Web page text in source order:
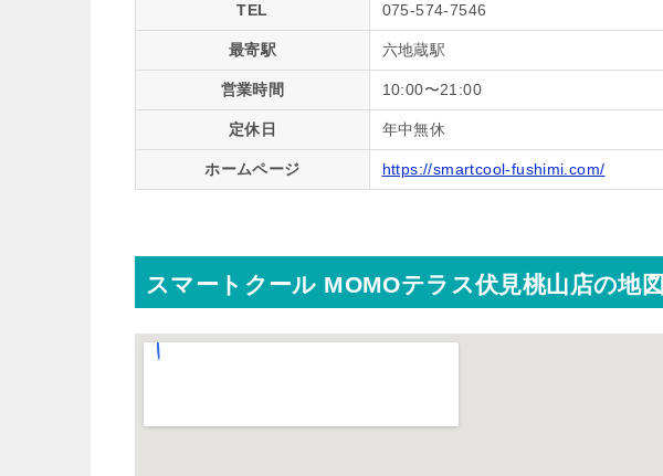
TEL 075-574-7546
最寄駅 六地蔵駅
営業時間 10:00〜21:00
定休日 年中無休
ホームページ https://smartcool-fushimi.com/
スマートクール MOMOテラス伏見桃山店の地図